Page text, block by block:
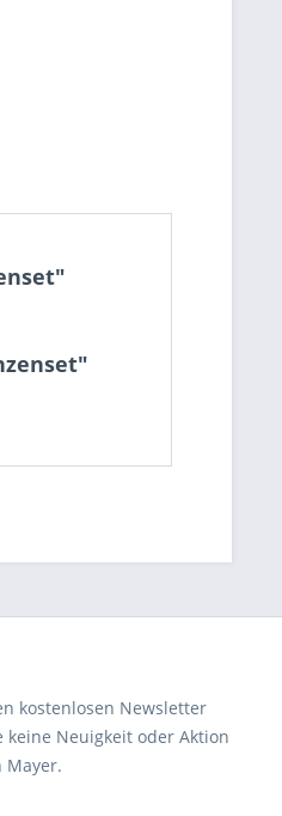
kostenlosen Newsletter
keine Neuigkeit oder Aktion
Mayer.